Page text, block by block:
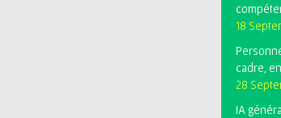
18
cadre,
28
IA